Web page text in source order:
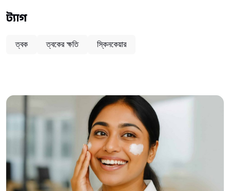
ট্যাগ
ত্বক ত্বকের ক্ষতি স্কিনকেয়ার